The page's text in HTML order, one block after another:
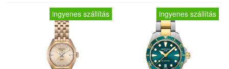
ingyenes szállítás ingyenes szállítás